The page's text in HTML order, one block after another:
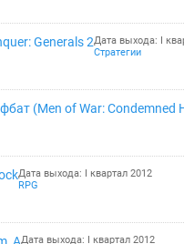
Generals 2Дата выхода: I
Стратегии
(Men of War: Condemned
Дата выхода: I квартал 2012
RPG
Дата выхода: I квартал 2012